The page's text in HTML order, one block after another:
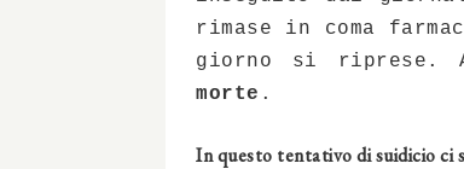
rimase in coma
giorno si riprese.
morte .
In questo tentativo di suidicio ci